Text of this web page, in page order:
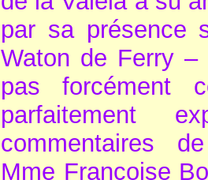
par sa présence
Waton de Ferry –
pas forcément
parfaitement
commentaires
Mme Françoise